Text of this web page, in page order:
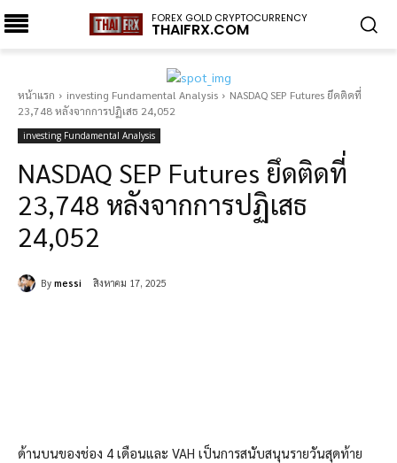
FOREX GOLD CRYPTOCURRENCY
THAIFRX.COM
หน้าแรก investing Fundamental Analysis
NASDAQ SEP Futures ยึดติดที่
23,748 หลังจากการปฏิเสธ 24,052
investing Fundamental Analysis
NASDAQ SEP Futures ยึดติดที่
23,748 หลังจากการปฏิเสธ
24,052
By messi สิงหาคม 17, 2025
ด้านบนของช่อง 4 เดือนและ VAH เป็นการสนับสนุนรายวันสุดท้าย